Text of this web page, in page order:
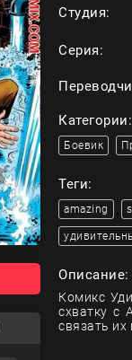
Студия:
Серия:
Категории:
Боевик
Теги:
amazing
Описание:
Комикс
схватку с
связать их